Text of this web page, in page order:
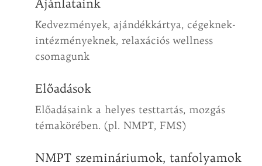
Ajánlataink
Kedvezmények, ajándékkártya, cégeknek-
intézményeknek, relaxációs wellness
csomagunk
Előadások
Előadásaink a helyes testtartás, mozgás
témakörében. (pl. NMPT, FMS)
NMPT szemináriumok, tanfolyamok